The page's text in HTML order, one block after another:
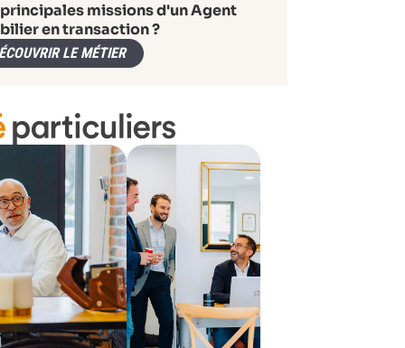
missions d'un Agent
en transaction ?
LE MÉTIER